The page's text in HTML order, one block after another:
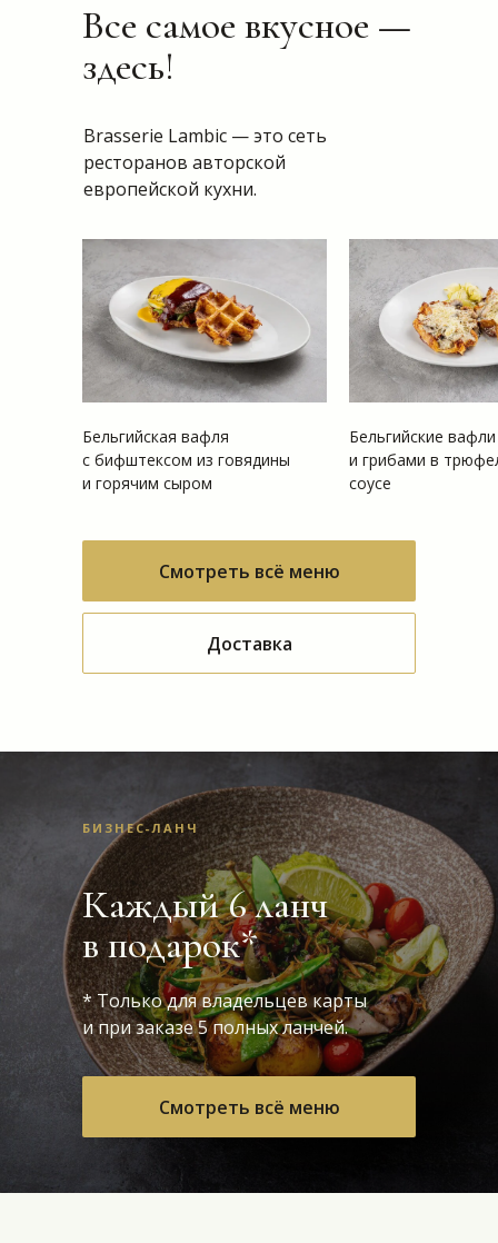
Brasserie Lambic — это сеть
ресторанов авторской
европейской кухни.
Все самое вкусное —
здесь!
Бельгийская вафля
с бифштексом из говядины
и горячим сыром
Бельгийские
и грибами в
соусе
Доставка
Смотреть всё меню
Каждый 6 ланч
в подарок*
Смотреть всё меню
БИЗНЕС-ЛАНЧ
* Только для владельцев карты
и при заказе 5 полных ланчей.